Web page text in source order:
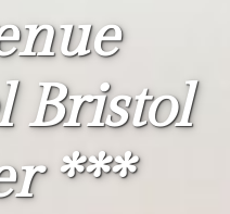
Bristol
***